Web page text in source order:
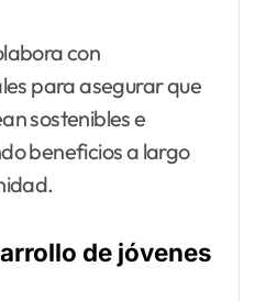
con
para asegurar que
sostenibles e
beneficios a largo
de jóvenes